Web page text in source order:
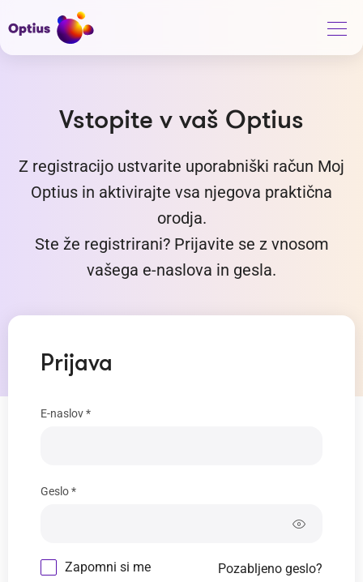
Vstopite v vaš Optius
Z registracijo ustvarite uporabniški račun Moj
Optius in aktivirajte vsa njegova praktična
orodja.
Ste že registrirani? Prijavite se z vnosom
vašega e-naslova in gesla.
Prijava
E-naslov *
Geslo *
Zapomni si me Pozabljeno geslo?